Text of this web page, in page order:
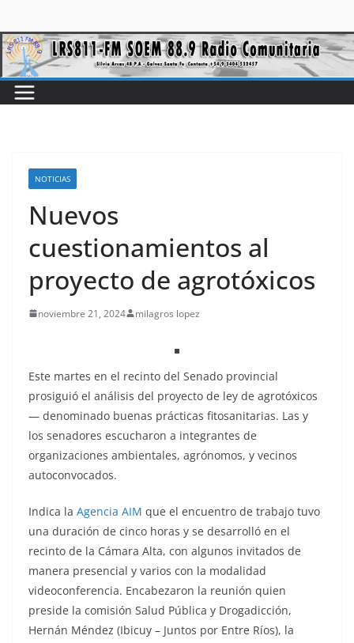
NOTICIAS
Nuevos
cuestionamientos al
proyecto de agrotóxicos
noviembre 21, 2024 milagros lopez
Este martes en el recinto del Senado provincial
prosiguió el análisis del proyecto de ley de agrotóxicos
— denominado buenas prácticas fitosanitarias. Las y
los senadores escucharon a integrantes de
organizaciones ambientales, agrónomos, y vecinos
autoconvocados.
Indica la Agencia AIM que el encuentro de trabajo tuvo
una duración de cinco horas y se desarrolló en el
recinto de la Cámara Alta, con algunos invitados de
manera presencial y varios con la modalidad
videoconferencia. Encabezaron la reunión quien
preside la comisión Salud Pública y Drogadicción,
Hernán Méndez (Ibicuy – Juntos por Entre Ríos), la